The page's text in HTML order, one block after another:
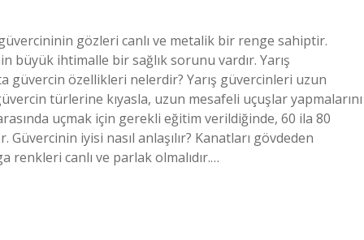
güvercininin gözleri canlı ve metalik bir renge sahiptir.
büyük ihtimalle bir sağlık sorunu vardır. Yarış
güvercin özellikleri nelerdir? Yarış güvercinleri uzun
türlerine kıyasla, uzun mesafeli uçuşlar yapmalarını
uçmak için gerekli eğitim verildiğinde, 60 ila 80
iyisi nasıl anlaşılır? Kanatları gövdeden
renkleri canlı ve parlak olmalıdır.…